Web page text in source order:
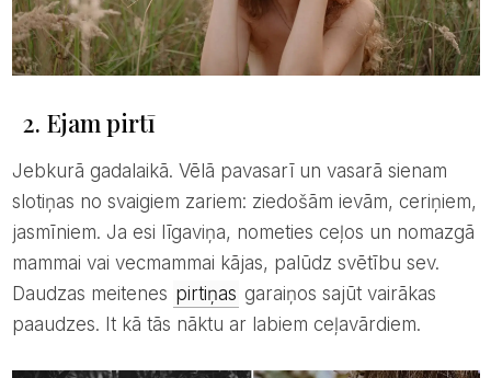
2. Ejam pirtī
Jebkurā gadalaikā. Vēlā pavasarī un vasarā sienam
slotiņas no svaigiem zariem: ziedošām ievām, ceriņiem,
jasmīniem. Ja esi līgaviņa, nometies ceļos un nomazgā
mammai vai vecmammai kājas, palūdz svētību sev.
Daudzas meitenes pirtiņas garaiņos sajūt vairākas
paaudzes. It kā tās nāktu ar labiem ceļavārdiem.